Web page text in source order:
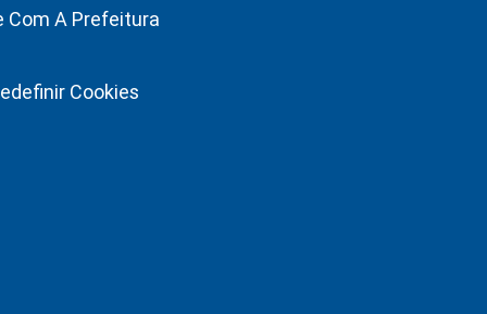
Com A Prefeitura
Cookies